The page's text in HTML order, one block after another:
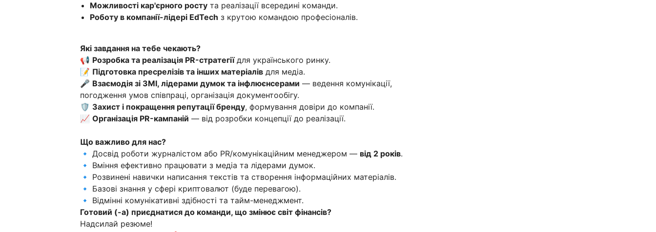
Можливості кар'єрного росту та реалізації всередині команди.
Роботу в компанії-лідері EdTech з крутою командою професіоналів.
Які завдання на тебе чекають?
📢 Розробка та реалізація PR-стратегіїдля українського ринку.
📝 Підготовка пресрелізів та інших матеріалів для медіа.
🎤 Взаємодія зі ЗМІ, лідерами думок та інфлюєнсерами — ведення комунікації,
погодження умов співпраці, організація документообігу.
🛡 Захист і покращення репутації бренду, формування довіри до компанії.
📈 Організація PR-кампаній — від розробки концепції до реалізації.
Що важливо для нас?
🔹 Досвід роботи журналістом або PR/комунікаційним менеджером — від 2 років.
🔹 Вміння ефективно працювати з медіа та лідерами думок.
🔹 Розвинені навички написання текстів та створення інформаційних матеріалів.
🔹 Базові знання у сфері криптовалют (буде перевагою).
🔹 Відмінні комунікативні здібності та тайм-менеджмент.
Готовий (-а) приєднатися до команди, що змінює світ фінансів?
Надсилай резюме!